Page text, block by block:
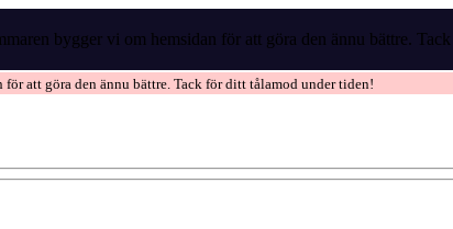
bygger vi om hemsidan för att göra den ännu bättre.
för att göra den ännu bättre. Tack för ditt tålamod under tiden!